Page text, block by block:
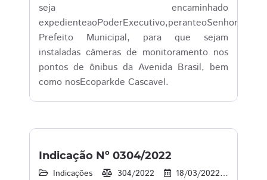
seja encaminhado
Prefeito Municipal, para que sejam
instaladas câmeras de monitoramento nos
pontos de ônibus da Avenida Brasil, bem
como nosEcoparkde Cascavel.
Indicação Nº 0304/2022
Indicações 304/2022 18/03/2022